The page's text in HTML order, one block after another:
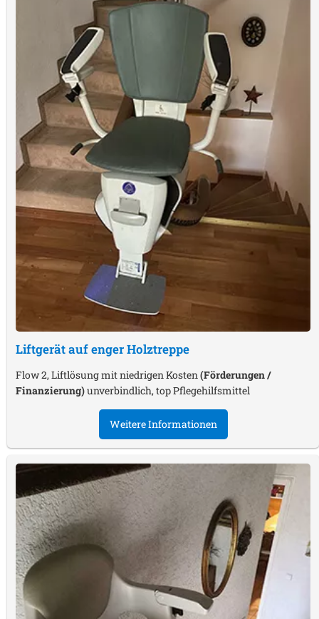
Liftgerät auf enger Holztreppe
Flow 2, Liftlösung mit niedrigen Kosten (Förderungen /
Finanzierung)unverbindlich, top Pflegehilfsmittel
Weitere Informationen